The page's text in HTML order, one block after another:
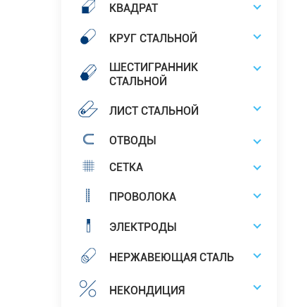
КВАДРАТ
КРУГ СТАЛЬНОЙ
ШЕСТИГРАННИК
СТАЛЬНОЙ
ЛИСТ СТАЛЬНОЙ
ОТВОДЫ
СЕТКА
ПРОВОЛОКА
ЭЛЕКТРОДЫ
НЕРЖАВЕЮЩАЯ СТАЛЬ
НЕКОНДИЦИЯ